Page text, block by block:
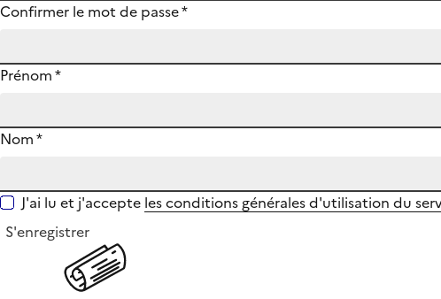
Confirmer le mot de passe*
Prénom*
Nom*
J'ai lu et j'accepte les conditions générales d'utilisation du
S'enregistrer